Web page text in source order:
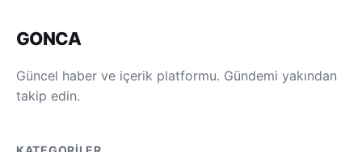
GONCA
Güncel haber ve içerik platformu. Gündemi yakından
takip edin.